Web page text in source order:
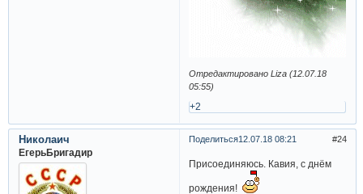
Отредактировано Liza (12.07.18
05:55)
+2
Поделиться 24
12.07.18 08:21
Николаич
ЕгерьБригадир
Присоединяюсь. Кавия, с днём
рождения!